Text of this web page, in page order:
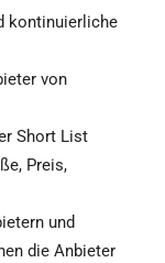
kontinuierliche
von
Short List
Preis,
und
die Anbieter